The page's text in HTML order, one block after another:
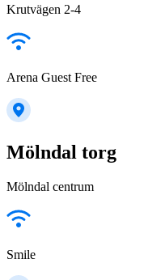
Krutvägen 2-4
Arena Guest Free
Mölndal torg
Mölndal centrum
Smile